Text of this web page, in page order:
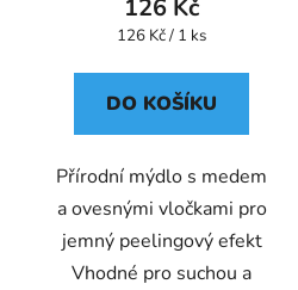
126 Kč
Měrná
126 Kč / 1 ks
DO KOŠÍKU
Přírodní mýdlo s medem
a ovesnými vločkami pro
jemný peelingový efekt
Vhodné pro suchou a